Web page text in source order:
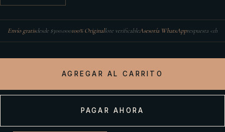
Envío gratisdesde $300.000100% Originallote verificableAsesoría WhatsApprespuesta <1h
AGREGAR AL CARRITO
PAGAR AHORA